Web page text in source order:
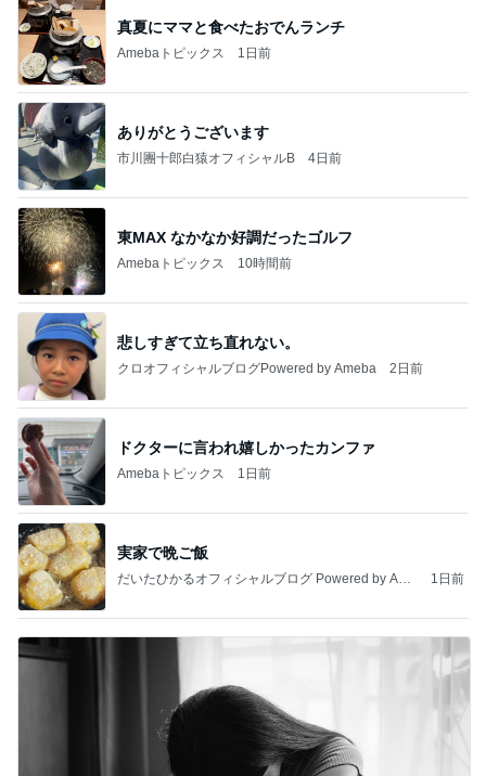
真夏にママと食べたおでんランチ
Amebaトピックス 1日前
ありがとうございます
市川團十郎白猿オフィシャルB 4日前
東MAX なかなか好調だったゴルフ
Amebaトピックス 10時間前
悲しすぎて立ち直れない。
クロオフィシャルブログPowered by Ameba 2日前
ドクターに言われ嬉しかったカンファ
Amebaトピックス 1日前
実家で晩ご飯
だいたひかるオフィシャルブログ Powered by Ame
1日前